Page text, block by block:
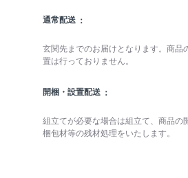
通常配送
玄関先までのお届けとなります。商品
置は行っておりません。
開梱・設置配送
組立てが必要な場合は組立て、商品の
梱包材等の残材処理をいたします。